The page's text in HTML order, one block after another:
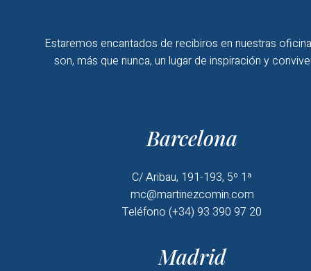
Estaremos encantados de recibiros en nuestras
son, más que nunca, un lugar de inspiración y
Barcelona
C/ Aribau, 191-193, 5º 1ª
mc@martinezcomin.com
Teléfono (+34) 93 390 97 20
Madrid